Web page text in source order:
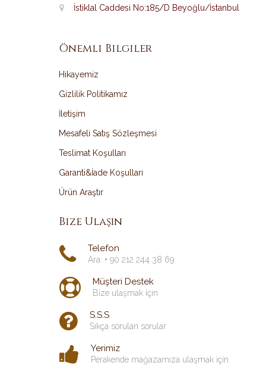
İstiklal Caddesi No:185/D Beyoğlu/İstanbul
Önemli Bilgiler
Hikayemiz
Gizlilik Politikamız
İletişim
Mesafeli Satış Sözleşmesi
Teslimat Koşulları
Garanti&İade Koşulları
Ürün Araştır
Bize Ulaşın
Telefon
Ara: + 90 212 244 38 69
Müşteri Destek
Bize ulaşmak için
S.S.S
Sıkça sorulan sorular
Yerimiz
Perakende mağazamıza ulaşmak için